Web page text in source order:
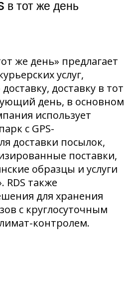
в тот же день
же день» предлагает
услуг,
доставку в тот
день, в основном
использует
с GPS-
доставки посылок,
поставки,
образцы и услуги
RDS также
для хранения
с круглосуточным
контролем.